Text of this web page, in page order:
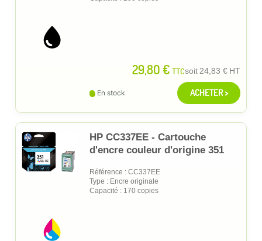
29,80 € TTCsoit24,83 € HT
En stock ACHETER >
HP CC337EE - Cartouche
d'encre couleur d'origine 351
Référence : CC337EE
Type : Encre originale
Capacité : 170 copies